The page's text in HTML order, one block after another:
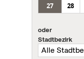
27
28
oder
Stadtbezirk